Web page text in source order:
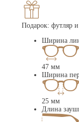
Подарок: футляр и
Ширина
47 мм
Ширина
25 мм
Длина